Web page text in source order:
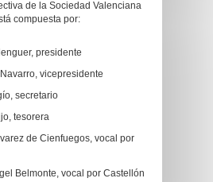
de la Sociedad Valenciana
compuesta por:
presidente
vicepresidente
secretario
tesorera
de Cienfuegos, vocal por
Belmonte, vocal por Castellón